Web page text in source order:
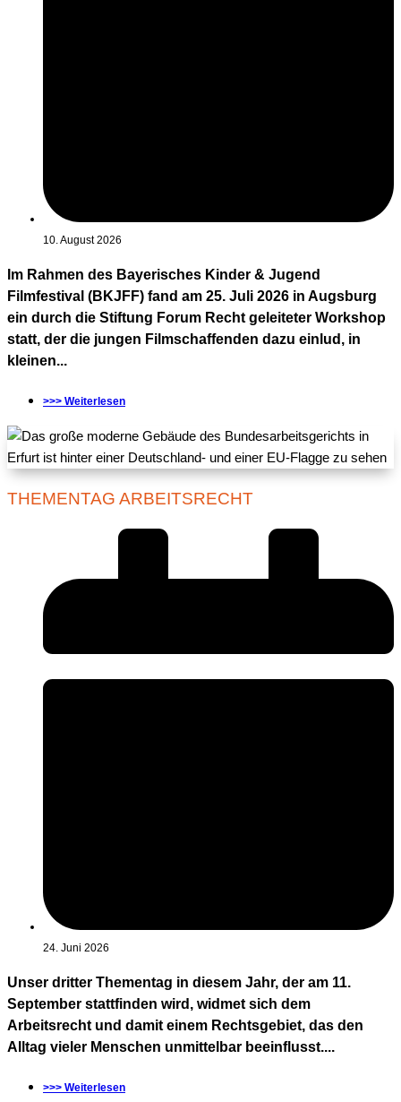
10. August 2026
Im Rahmen des Bayerisches Kinder & Jugend
Filmfestival (BKJFF) fand am 25. Juli 2026 in Augsburg
ein durch die Stiftung Forum Recht geleiteter Workshop
statt, der die jungen Filmschaffenden dazu einlud, in
kleinen...
>>> Weiterlesen
THEMENTAG ARBEITSRECHT
24. Juni 2026
Unser dritter Thementag in diesem Jahr, der am 11.
September stattfinden wird, widmet sich dem
Arbeitsrecht und damit einem Rechtsgebiet, das den
Alltag vieler Menschen unmittelbar beeinflusst....
>>> Weiterlesen